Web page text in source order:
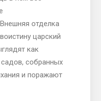
отделка
царский
как
собранных
и поражают